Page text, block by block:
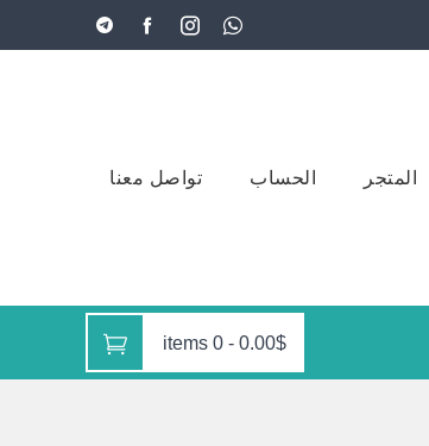
المتجر الحساب تواصل معنا
0.00$
-
0 items